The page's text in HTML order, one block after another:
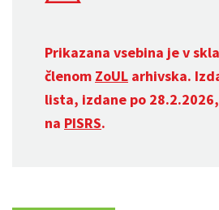
Prikazana vsebina je v
členom ZoUL arhivska.
lista, izdane po
na PISRS.